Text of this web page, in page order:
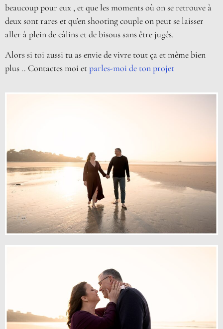
beaucoup pour eux , et que les moments où on se retrouve à
deux sont rares et qu’en shooting couple on peut se laisser
aller à plein de câlins et de bisous sans être jugés.
Alors si toi aussi tu as envie de vivre tout ça et même bien
plus .. Contactes moi etparles-moi de ton projet